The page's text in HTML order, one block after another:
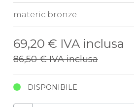
69,20 € IVA inclusa
86,50 €IVA inclusa
DISPONIBILE